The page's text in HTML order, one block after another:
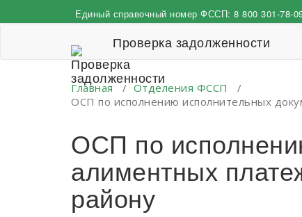
к
Единый справочный номер ФССП: 8 800 301-78-
Проверка задолженности
Главная / Отделения ФССП
/
ОСП по исполнению исполнительных
ОСП по
алиментных
району